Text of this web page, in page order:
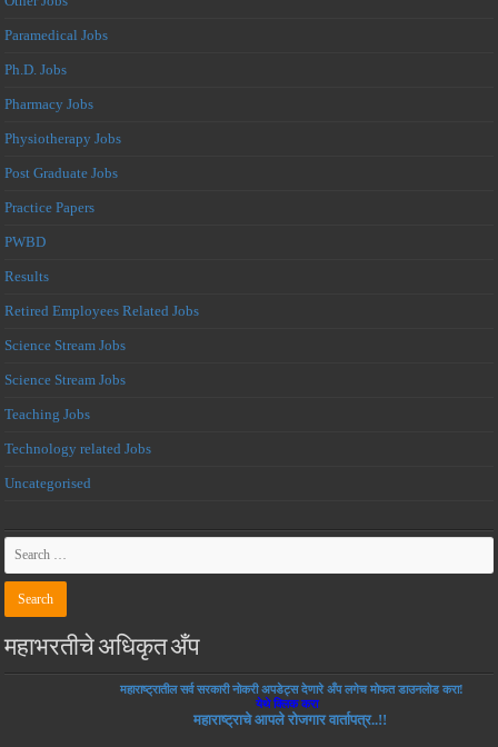
Paramedical Jobs
Ph.D. Jobs
Pharmacy Jobs
Physiotherapy Jobs
Post Graduate Jobs
Practice Papers
PWBD
Results
Retired Employees Related Jobs
Science Stream Jobs
Science Stream Jobs
Teaching Jobs
Technology related Jobs
Uncategorised
महाभरतीचे अधिकृत अँप
महाराष्ट्रातील सर्व सरकारी नोकरी अपडेट्स देणारे अँप लगेच मोफत डाउनलोड करा!
येथे क्लिक करा
महाराष्ट्राचे आपले रोजगार वार्तापत्र..!!